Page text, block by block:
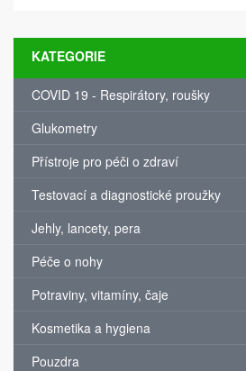
KATEGORIE
COVID 19 - Respirátory, roušky
Glukometry
Přístroje pro péči o zdraví
Testovací a diagnostické proužky
Jehly, lancety, pera
Péče o nohy
Potraviny, vitamíny, čaje
Kosmetika a hygiena
Pouzdra